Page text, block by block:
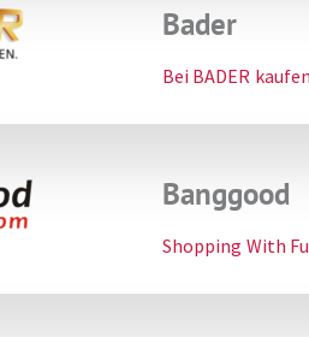
Bader
Bei BADER
Banggood
Shopping With